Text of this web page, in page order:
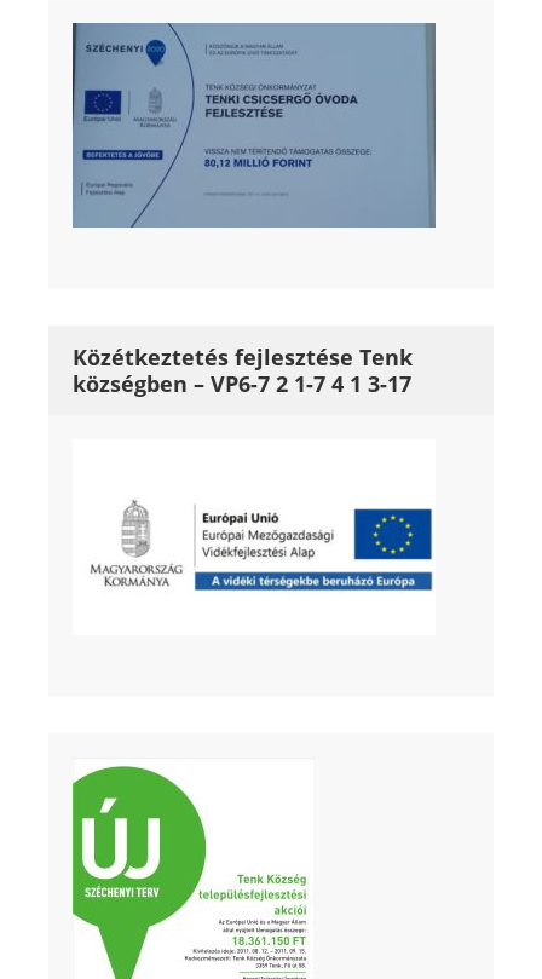
Közétkeztetés fejlesztése Tenk
községben – VP6-7 2 1-7 4 1 3-17